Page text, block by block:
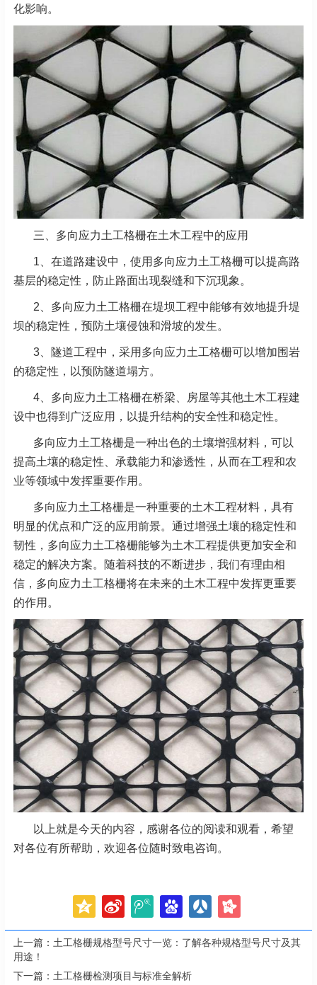
化影响。
三、多向应力土工格栅在土木工程中的应用
1、在道路建设中，使用多向应力土工格栅可以提高路
基层的稳定性，防止路面出现裂缝和下沉现象。
2、多向应力土工格栅在堤坝工程中能够有效地提升堤
坝的稳定性，预防土壤侵蚀和滑坡的发生。
3、隧道工程中，采用多向应力土工格栅可以增加围岩
的稳定性，以预防隧道塌方。
4、多向应力土工格栅在桥梁、房屋等其他土木工程建
设中也得到广泛应用，以提升结构的安全性和稳定性。
多向应力土工格栅是一种出色的土壤增强材料，可以
提高土壤的稳定性、承载能力和渗透性，从而在工程和农
业等领域中发挥重要作用。
多向应力土工格栅是一种重要的土木工程材料，具有
明显的优点和广泛的应用前景。通过增强土壤的稳定性和
韧性，多向应力土工格栅能够为土木工程提供更加安全和
稳定的解决方案。随着科技的不断进步，我们有理由相
信，多向应力土工格栅将在未来的土木工程中发挥更重要
的作用。
以上就是今天的内容，感谢各位的阅读和观看，希望
对各位有所帮助，欢迎各位随时致电咨询。
上一篇： 土工格栅规格型号尺寸一览：了解各种规格型号尺寸及其
用途！
下一篇： 土工格栅检测项目与标准全解析